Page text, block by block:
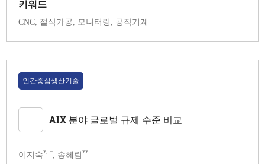
키워드
CNC, 절삭가공, 모니터링, 공작기계
인간중심생산기술
AIX 분야 글로벌 규제 수준 비교
이지숙*, † , 송혜림**